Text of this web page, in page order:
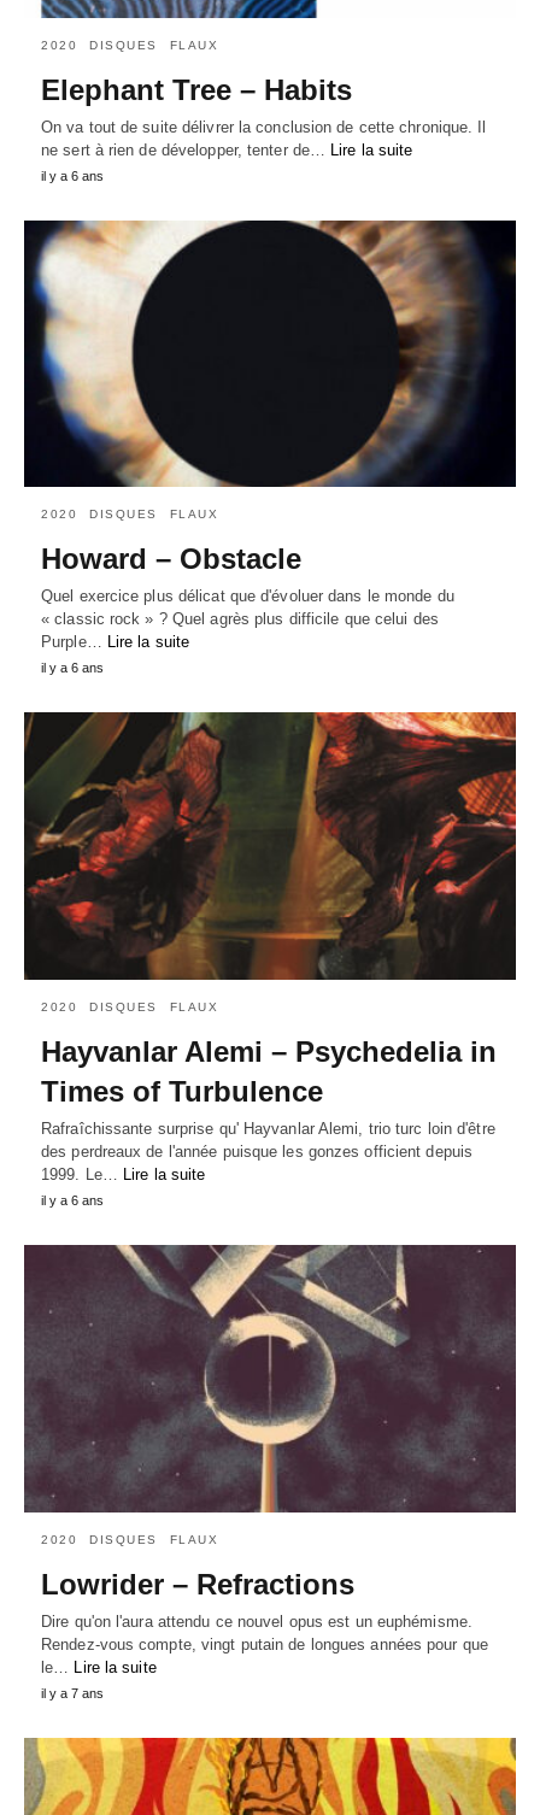
2020 DISQUES FLAUX
Elephant Tree – Habits
On va tout de suite délivrer la conclusion de cette chronique. Il
ne sert à rien de développer, tenter de… Lire la suite
il y a 6 ans
2020 DISQUES FLAUX
Howard – Obstacle
Quel exercice plus délicat que d'évoluer dans le monde du
« classic rock » ? Quel agrès plus difficile que celui des
Purple… Lire la suite
il y a 6 ans
2020 DISQUES FLAUX
Hayvanlar Alemi – Psychedelia in
Times of Turbulence
Rafraîchissante surprise qu' Hayvanlar Alemi, trio turc loin d'être
des perdreaux de l'année puisque les gonzes officient depuis
1999. Le… Lire la suite
il y a 6 ans
2020 DISQUES FLAUX
Lowrider – Refractions
Dire qu'on l'aura attendu ce nouvel opus est un euphémisme.
Rendez-vous compte, vingt putain de longues années pour que
le… Lire la suite
il y a 7 ans